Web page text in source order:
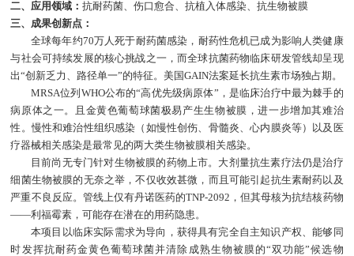
二、应用领域：抗耐药菌、伤口愈合、抗植入体感染、抗生物被膜
三、成果创新点：
全球每年约70万人死于耐药菌感染，耐药性危机已成为影响人类健康
与社会可持续发展的核心挑战之一，而全球抗菌药物临床研发管线却呈现
出“创新乏力、路径单一”的特征。美国GAIN法案延长抗生素市场独占期。
MRSA位列 WHO公布的“高优先级病原体”，是临床治疗中最为棘手的
病原体之一。且金黄色葡萄球菌极易产生生物被膜，进一步增加其难治
性。慢性和难治性组织感染（如慢性创伤、骨髓炎、心内膜炎等）以及医
疗器械相关感染是最常见的两大类生物被膜相关感染。
目前尚无专门针对生物被膜的药物上市。大剂量抗生素疗法仍是治疗
细菌生物被膜的无奈之举，不仅收效甚微，而且可能引起抗生素耐药以及
严重不良反应。管线上仅有丹诺医药的TNP-2092 ，但其母核为抗结核药物
——利福霉素，可能存在潜在的用药隐患。
本项目以临床实际需求为导向，获得具有完全自主知识产权、能够同
时发挥抗耐药金黄色葡萄球菌并清除成熟生物被膜的“双功能”候选物